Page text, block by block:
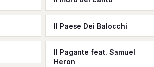
Il Paese Dei Balocchi
Il Pagante feat. Samuel
Heron